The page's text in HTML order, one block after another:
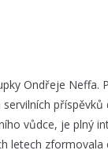
Ondřeje
vůdce, je plný
letech